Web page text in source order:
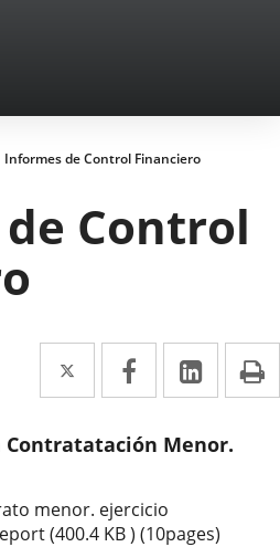
Informes de Control Financiero
Control
Twitter
Enlace
a
una
externa.
Facebook
Enlace
a
una
externa.
Enlace
a
una
Menor.
menor. ejercicio
(400.4 KB ) (10pages)